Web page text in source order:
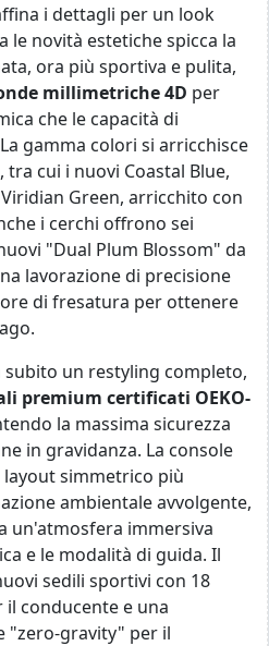
i dettagli per un look
le novità estetiche spicca la
ora più sportiva e pulita,
millimetriche 4D per
che le capacità di
gamma colori si arricchisce
cui i nuovi Coastal Blue,
Green, arricchito con
i cerchi offrono sei
"Dual Plum Blossom" da
lavorazione di precisione
di fresatura per ottenere
un restyling completo,
premium certificati OEKO-
la massima sicurezza
in gravidanza. La console
simmetrico più
ambientale avvolgente,
un'atmosfera immersiva
e le modalità di guida. Il
sedili sportivi con 18
conducente e una
"zero-gravity" per il